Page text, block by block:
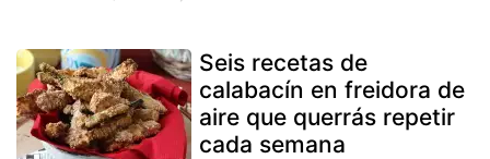
Seis recetas de
calabacín en freidora de
aire que querrás repetir
cada semana